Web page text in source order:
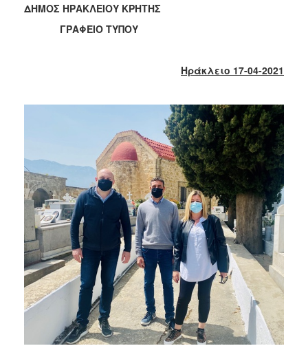
2019
2018
2011
2010
2006
ΔΗΜΟΤΗΣ
ΕΠΙΣΚΕΠΤΗΣ
ΔΗΜΟΣ ΗΡΑΚΛΕΙΟΥ ΚΡΗΤΗΣ
ΓΡΑΦΕΙΟ ΤΥΠΟΥ
Ηράκλειο 17-04-2021